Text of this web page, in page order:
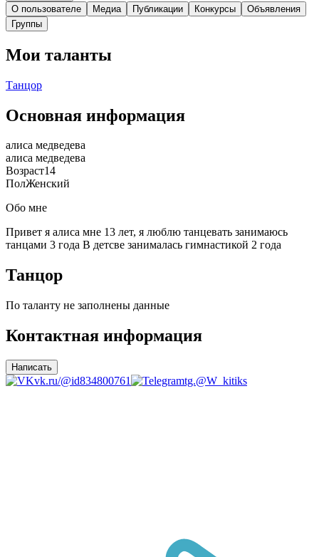
О пользователе
Медиа Публикации Конкурсы
Объявления
Группы
Мои таланты
Танцор
Основная информация
алиса медведева
алиса медведева
Возраст14
ПолЖенский
Обо мне
Привет я алиса мне 13 лет, я люблю танцевать занимаюсь
танцами 3 года В детсве занималась гимнастикой 2 года
Танцор
По таланту не заполнены данные
Контактная информация
Написать
vk.ru/@id834800761 tg.@W_kitiks